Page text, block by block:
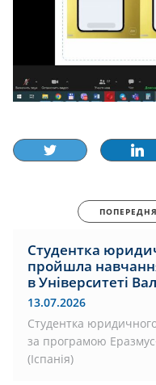
ПОПЕРЕДНЯ
Студентка
пройшла
в Університеті
13.07.2026
Студентка
за програмою
(Іспанія)